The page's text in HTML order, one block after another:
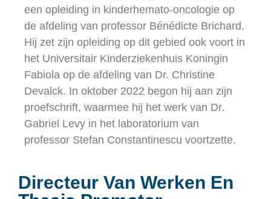
een opleiding in kinderhemato-oncologie op
de afdeling van professor Bénédicte Brichard.
Hij zet zijn opleiding op dit gebied ook voort in
het Universitair Kinderziekenhuis Koningin
Fabiola op de afdeling van Dr. Christine
Devalck. In oktober 2022 begon hij aan zijn
proefschrift, waarmee hij het werk van Dr.
Gabriel Levy in het laboratorium van
professor Stefan Constantinescu voortzette.
Directeur Van Werken En